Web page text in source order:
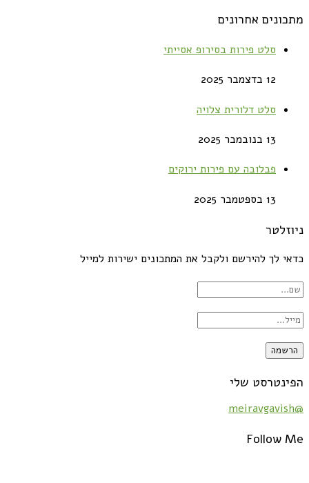
מתכונים אחרונים
סלט פירות בסירופ אסייתי
12 בדצמבר 2025
סלט דלורית צלויה
13 בנובמבר 2025
פבלובה עם פירות ירוקים
13 בספטמבר 2025
ניוזלטר
כדאי לך להירשם ולקבל את המתכונים ישירות למייל
הפינטרסט שלי
@meiravgavish
Follow Me